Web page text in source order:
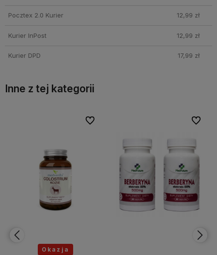
Pocztex 2.0 Kurier 12,99 zł
Kurier InPost 12,99 zł
Kurier DPD 17,99 zł
Inne z tej kategorii
Okazja
Do ulubionych
Do ulubionych Do
Do